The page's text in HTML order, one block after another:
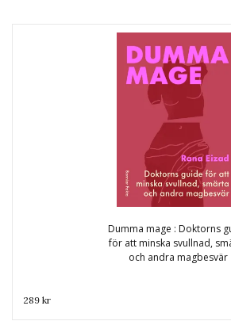
Dumma mage : Doktorns
för att minska svullnad,
och andra magbesvär
289 kr